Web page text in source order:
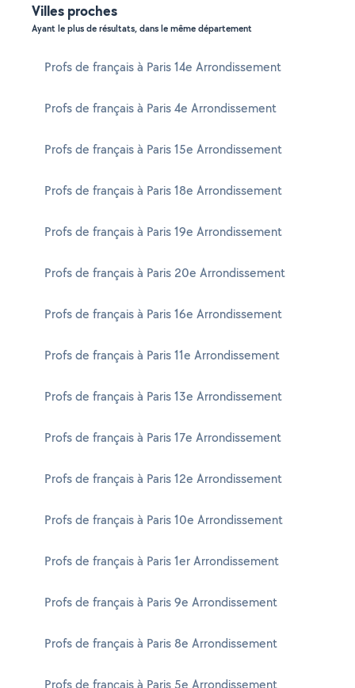
Villes proches
Ayant le plus de résultats, dans le même département
Profs de français à Paris 14e Arrondissement
Profs de français à Paris 4e Arrondissement
Profs de français à Paris 15e Arrondissement
Profs de français à Paris 18e Arrondissement
Profs de français à Paris 19e Arrondissement
Profs de français à Paris 20e Arrondissement
Profs de français à Paris 16e Arrondissement
Profs de français à Paris 11e Arrondissement
Profs de français à Paris 13e Arrondissement
Profs de français à Paris 17e Arrondissement
Profs de français à Paris 12e Arrondissement
Profs de français à Paris 10e Arrondissement
Profs de français à Paris 1er Arrondissement
Profs de français à Paris 9e Arrondissement
Profs de français à Paris 8e Arrondissement
Profs de français à Paris 5e Arrondissement